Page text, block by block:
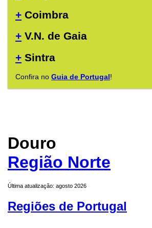
+ Coimbra
+ V.N. de Gaia
+ Sintra
Confira no Guia de Portugal!
Douro
Região Norte
Última atualização: agosto 2026
Regiões de Portugal